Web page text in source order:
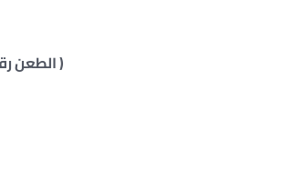
( الطعن رقم ١٠٤ لسنة ٨٠ قضائية الدوائر التجارية